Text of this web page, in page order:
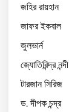
জহির রায়হান
জাফর ইকবাল
জুলভার্ন
জ্যোতিরিন্দ্র নন্দী
টারজান সিরিজ
ড. দীপক চন্দ্র